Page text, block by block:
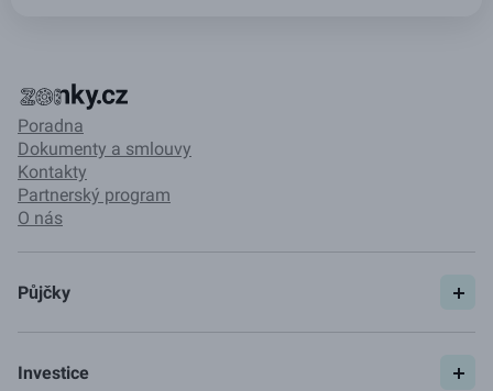
Poradna
Dokumenty a smlouvy
Kontakty
Partnerský program
O nás
Půjčky
Pojištění
Investice